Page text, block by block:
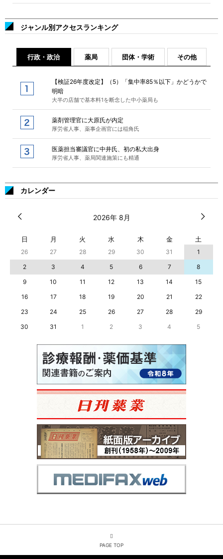
ジャンル別アクセスランキング
行政・政治 薬局 団体・学術 その他
【検証26年度改定】（5）「集中率85％以下」かどうかで
明暗
大半の店舗で基本料1を断念した中小薬局も
薬剤管理官に大原氏が内定
厚労省人事、薬事企画官には稲角氏
医薬担当審議官に中井氏、初の私大出身
厚労省人事、薬局関連施策にも精通
カレンダー
2026年 8月
日 月 火 水 木 金 土
26 27 28 29 30 31
1
2
3 4 5 6 7
8
9
10 11 12 13 14
15
16
17 18 19 20 21
22
23
24 25 26 27 28
29
30
31 1 2 3 4 5
PAGE TOP